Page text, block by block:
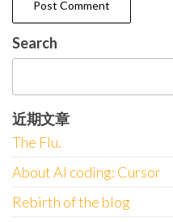
Search
近期文章
The Flu.
About AI coding: Cursor
Rebirth of the blog